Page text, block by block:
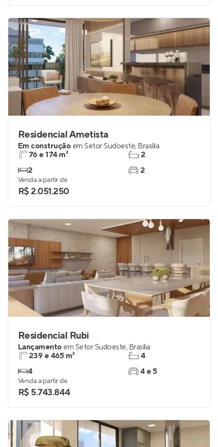
Residencial Ametista
Em construção em Setor Sudoeste, Brasília
76 e 174 m²
2
2
2
Venda a partir de
R$ 2.051.250
Residencial Rubi
Lançamento em Setor Sudoeste, Brasília
239 e 465 m²
4
4
4 e 5
Venda a partir de
R$ 5.743.844